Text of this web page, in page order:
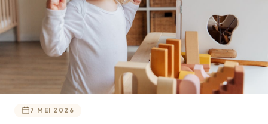
7 MEI 2026